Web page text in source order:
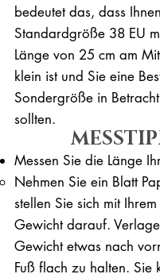
bedeutet das, dass
Standardgröße 38 EU
Länge von 25 cm am
klein ist und Sie eine
Sondergröße in
sollten.
Messen Sie die Länge
Nehmen Sie ein Blatt
stellen Sie sich mit
Gewicht darauf.
Gewicht etwas nach
Fuß flach zu halten. Sie